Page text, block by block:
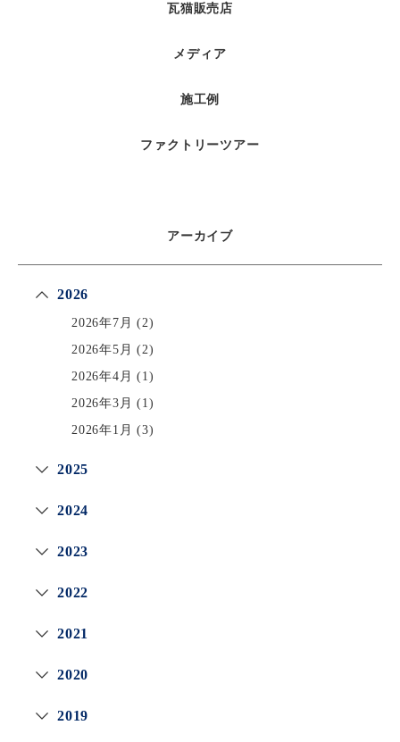
瓦猫販売店
メディア
施工例
ファクトリーツアー
アーカイブ
2026
2026年7月 (2)
2026年5月 (2)
2026年4月 (1)
2026年3月 (1)
2026年1月 (3)
2025
2024
2023
2022
2021
2020
2019